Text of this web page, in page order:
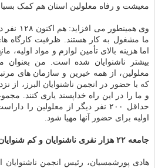
معیشت و رفاه معلولین استان هم کمک
وی
ما مشغول به کار هستند. ظرفیت کارگاه
اما هزینه بالای تأمین لوازم و مواد
بیشتر ناشنوایان شده است. من بعنوان
معلولین، از همه خیرین و سازمان های
که با حضور در انجمن ناشنوایان البرز، از
و ما را در این راه خداپسند یاری کنند.
حداقل ۲۰۰ نفر دیگر از معلولین
اولیه برای حضور آنها مهیا شود.
جامعه ۲۲ هزار نفری ناشنوایان و کم شنوایان البرز
هادی پورشمسیان، رئیس انجمن ناشنوایان